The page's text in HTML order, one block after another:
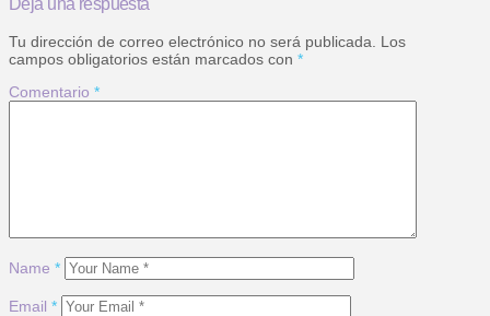
Tu dirección de correo electrónico no será publicada.
Los
campos obligatorios están marcados con *
Comentario *
Name *
Email *